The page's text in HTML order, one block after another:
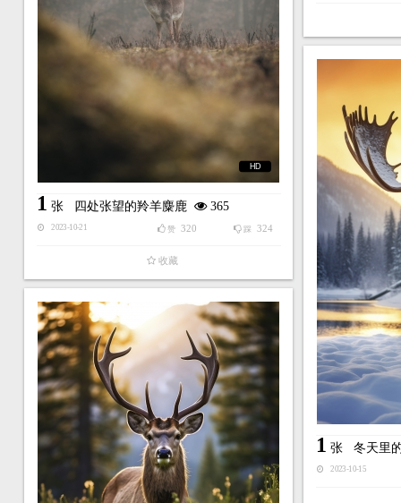
HD
1 张 四处张望的羚羊麋鹿 365
2023-10-21 踩 324
赞 320
收藏
1 张 冬天里
2023-10-15